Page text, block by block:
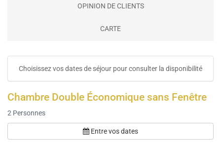
OPINION DE CLIENTS
CARTE
Choisissez vos dates de séjour pour consulter la disponibilité
Chambre Double Économique sans Fenêtre
2 Personnes
Entre vos dates